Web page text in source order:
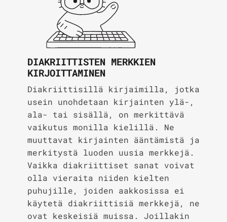
DIAKRIITTISTEN MERKKIEN
KIRJOITTAMINEN
Diakriittisillä kirjaimilla, jotka
usein unohdetaan kirjainten ylä-,
ala- tai sisällä, on merkittävä
vaikutus monilla kielillä. Ne
muuttavat kirjainten ääntämistä ja
merkitystä luoden uusia merkkejä.
Vaikka diakriittiset sanat voivat
olla vieraita niiden kielten
puhujille, joiden aakkosissa ei
käytetä diakriittisiä merkkejä, ne
ovat keskeisiä muissa. Joillakin